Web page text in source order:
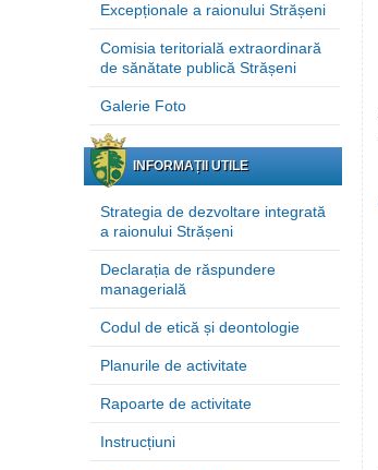
Excepționale a raionului Strășeni
Comisia teritorială extraordinară
de sănătate publică Strășeni
Galerie Foto
INFORMAȚII UTILE
Strategia de dezvoltare integrată
a raionului Strășeni
Declarația de răspundere
managerială
Codul de etică și deontologie
Planurile de activitate
Rapoarte de activitate
Instrucțiuni